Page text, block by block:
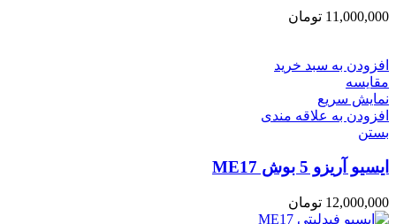
11,000,000 تومان
افزودن به سبد خرید
مقایسه
نمایش سریع
افزودن به علاقه مندی
بستن
ایسیو آریزو 5 بوش ME17
12,000,000 تومان